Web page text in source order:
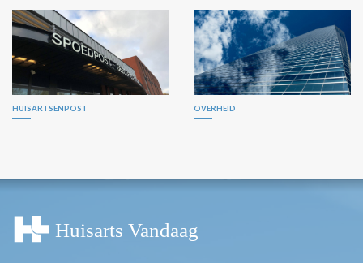
HUISARTSENPOST OVERHEID